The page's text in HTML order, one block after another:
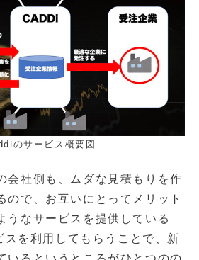
のサービス概要図
会社側も、ムダな見積もりを作
ので、お互いにとってメリット
うなサービスを提供している
を利用してもらうことで、新